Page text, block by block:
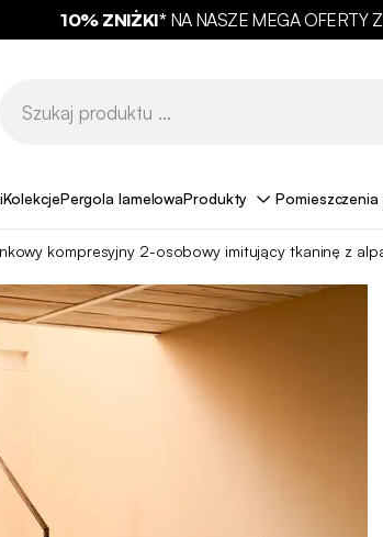
10% ZNIŻKI*NA NASZE MEGA OFERTY
KolekcjePergola lamelowaProdukty Pomieszczenia
kompresyjny 2-osobowy imitujący tkaninę z